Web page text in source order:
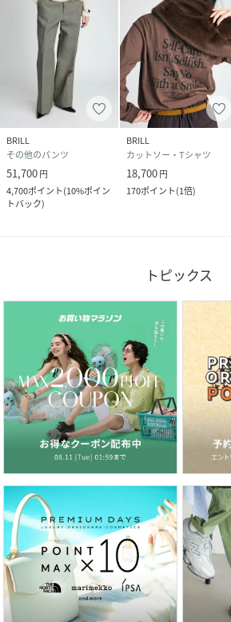
BRILL
その他のパンツ
51,700円
4,700ポイント(10%ポイン
トバック)
BRILL
カットソー・Tシャツ
18,700円
170ポイント(1倍)
トピックス